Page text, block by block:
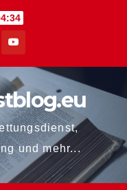
und mehr...